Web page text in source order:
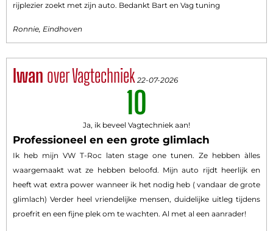
rijplezier zoekt met zijn auto. Bedankt Bart en Vag tuning
Ronnie, Eindhoven
Iwan over Vagtechniek 22-07-2026
10
Ja, ik beveel Vagtechniek aan!
Professioneel en een grote glimlach
Ik heb mijn VW T-Roc laten stage one tunen. Ze hebben àlles
waargemaakt wat ze hebben beloofd. Mijn auto rijdt heerlijk en
heeft wat extra power wanneer ik het nodig heb ( vandaar de grote
glimlach) Verder heel vriendelijke mensen, duidelijke uitleg tijdens
proefrit en een fijne plek om te wachten. Al met al een aanrader!